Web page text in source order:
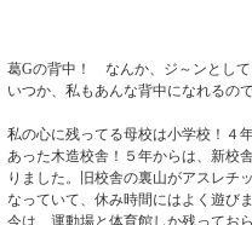
葛Gの背中！ なんか、ジ～ンとして
いつか、私もあんな背中になれるの
私の心に残ってる母校は小学校！４
あった木造校舎！５年からは、新校
りました。旧校舎の裏山がアスレチ
なっていて、休み時間にはよく遊びま
今は、運動場と体育館しか残っておら